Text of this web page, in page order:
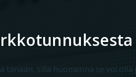
sillä huomenna se voi olla